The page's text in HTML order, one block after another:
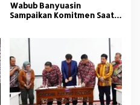
Wabub Banyuasin
Sampaikan Komitmen Saat